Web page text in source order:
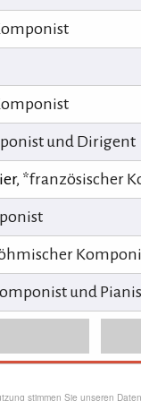
stimmen Sie unseren
und Dirigent
, *französischer
und